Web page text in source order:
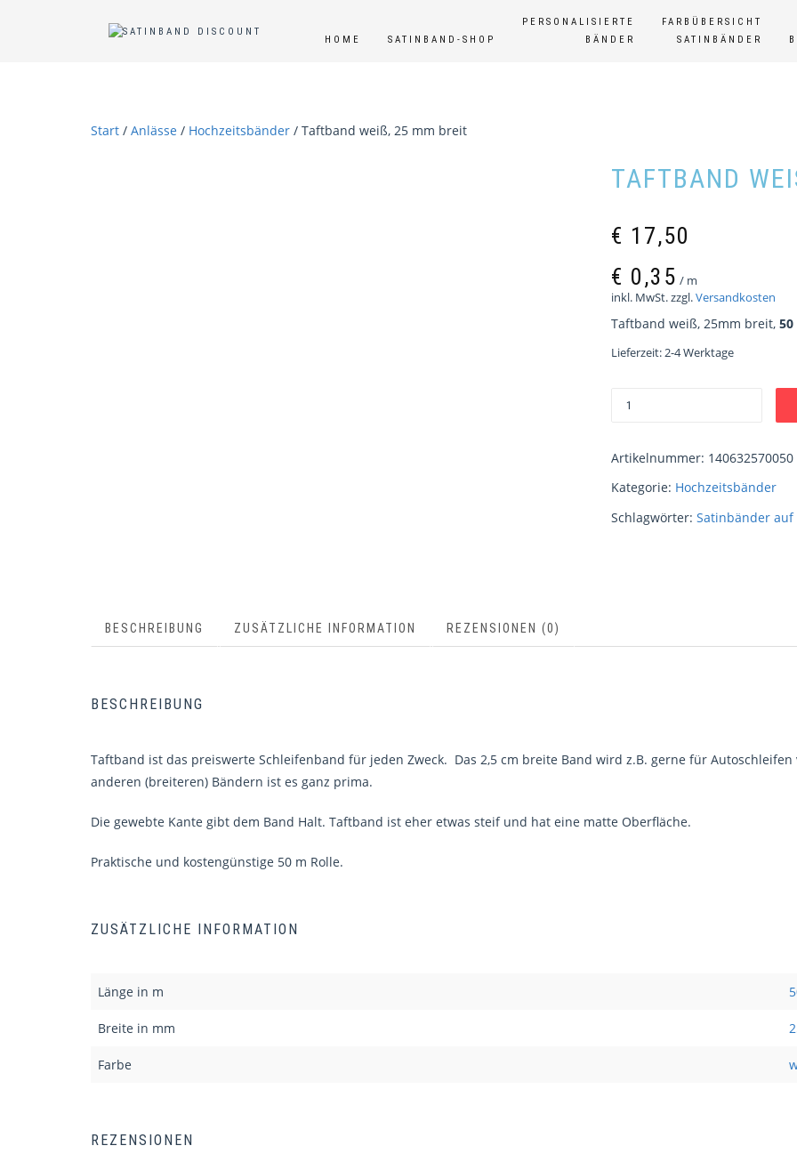
HOME SATINBAND-SHOP
PERSONALISIERTE
BÄNDER
FARBÜBERSICHT
SATINBÄNDER
Start / Anlässe / Hochzeitsbänder / Taftband weiß, 25 mm breit
TAFTBAND
€ 17,50
€ 0,35 / m
inkl. MwSt.zzgl.Versandkosten
Taftband weiß, 25mm breit, 50
Lieferzeit:2-4 Werktage
Artikelnummer: 140632570050
Kategorie: Hochzeitsbänder
Schlagwörter: Satinbänder auf
BESCHREIBUNG ZUSÄTZLICHE INFORMATION REZENSIONEN (0)
BESCHREIBUNG
Taftband ist das preiswerte Schleifenband für jeden Zweck. Das 2,5 cm breite Band wird z.B. gerne für
anderen (breiteren) Bändern ist es ganz prima.
Die gewebte Kante gibt dem Band Halt. Taftband ist eher etwas steif und hat eine matte Oberfläche.
Praktische und kostengünstige 50 m Rolle.
ZUSÄTZLICHE INFORMATION
Länge in m
Breite in mm
Farbe
REZENSIONEN